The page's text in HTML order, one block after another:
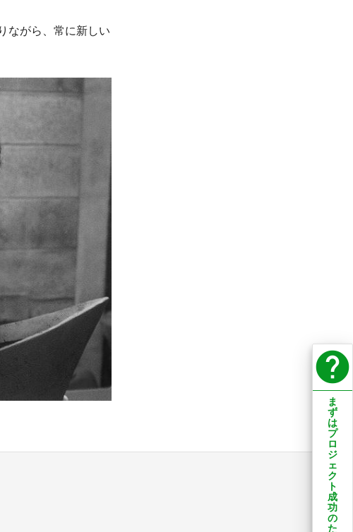
ながら、常に新しい
help
ま
ず
は
プ
ロ
ジ
ェ
ク
ト
成
功
の
た